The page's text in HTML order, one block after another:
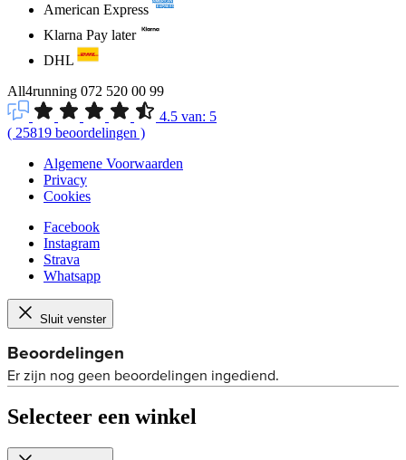
American Express
Klarna Pay later
DHL
All4running 072 520 00 99
4.5 van: 5
( 25819 beoordelingen )
Algemene Voorwaarden
Privacy
Cookies
Facebook
Instagram
Strava
Whatsapp
Sluit venster
Selecteer een winkel